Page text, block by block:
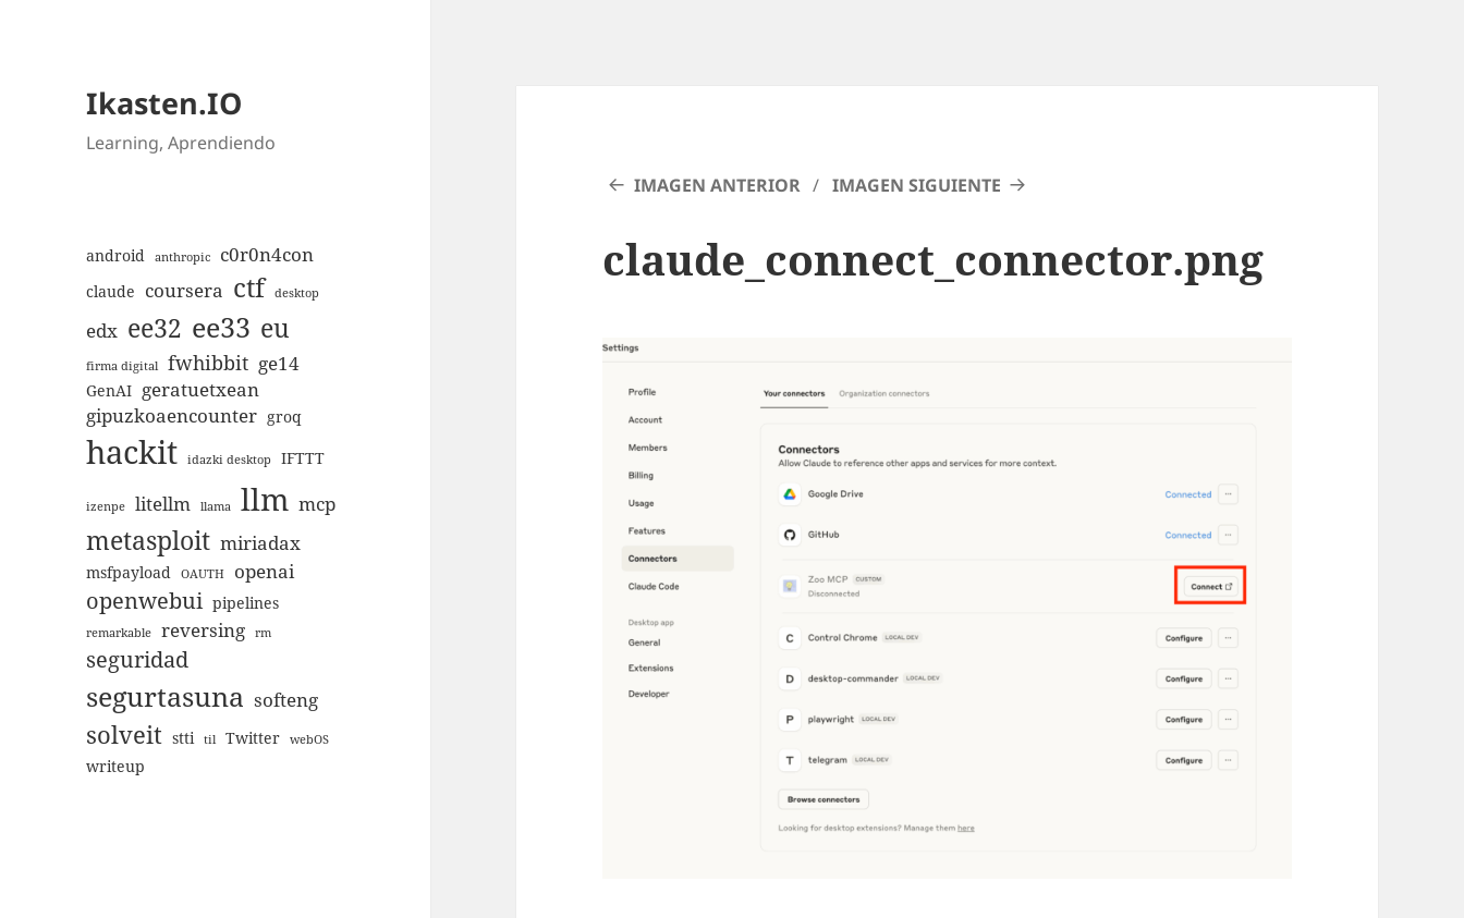
Ikasten.IO
Learning, Aprendiendo
android anthropic c0r0n4con
claude coursera ctf desktop
edx ee32 ee33 eu
firma digital fwhibbit ge14
GenAI geratuetxean
gipuzkoaencounter groq
hackit idazki desktop IFTTT
izenpe litellm llama llm mcp
metasploit miriadax
msfpayload OAUTH openai
openwebui pipelines
remarkable reversing rm
seguridad
segurtasuna softeng
solveit stti til Twitter webOS
writeup
IMAGEN ANTERIOR IMAGEN SIGUIENTE
claude_connect_connector.png